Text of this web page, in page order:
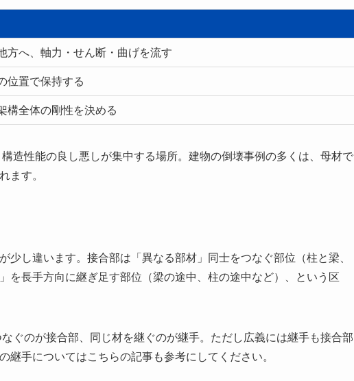
方へ、軸力・せん断・曲げを流す
位置で保持する
構全体の剛性を決める
造性能の良し悪しが集中する場所。建物の倒壊事例の多くは、母材で
ます。
少し違います。接合部は「異なる部材」同士をつなぐ部位（柱と梁、
を長手方向に継ぎ足す部位（梁の途中、柱の途中など）、という区
ぐのが接合部、同じ材を継ぐのが継手。ただし広義には継手も接合部
継手についてはこちらの記事も参考にしてください。